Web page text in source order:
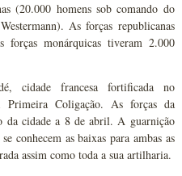
(20.000 homens sob comando do
As forças republicanas
monárquicas tiveram 2.000
cidade francesa fortificada no
Coligação. As forças da
da cidade a 8 de abril. A guarnição
conhecem as baixas para ambas as
assim como toda a sua artilharia.